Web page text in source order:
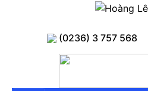
(0236) 3 757 568